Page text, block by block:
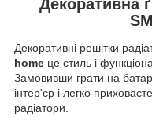
Декоративна
Декоративні решітки
home це стиль і
Замовивши грати на
інтер'єр і легко
радіатори.